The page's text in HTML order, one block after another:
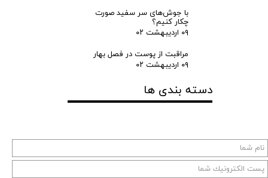
با جوش‌های سر سفید صورت
چکار کنیم؟
۰۹ اردیبهشت ۰۲
مراقبت از پوست در فصل بهار
۰۹ اردیبهشت ۰۲
دسته بندی ها